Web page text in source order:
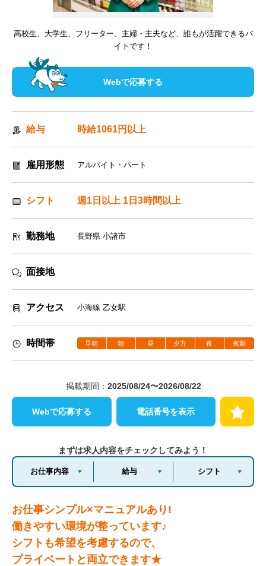
高校生、大学生、フリーター、主婦・主夫など、誰もが活躍できるバ
イトです！
Webで応募する
給与 時給1061円以上
雇用形態 アルバイト・パート
シフト 週1日以上 1日3時間以上
勤務地 長野県 小諸市
面接地
アクセス 小海線 乙女駅
時間帯 早朝 朝 昼 夕方 夜 夜勤
掲載期間： 2025/08/24〜2026/08/22
Webで応募する 電話番号を表示
まずは求人内容をチェックしてみよう！
お仕事内容 給与 シフト
お仕事シンプル×マニュアルあり!
働きやすい環境が整っています♪
シフトも希望を考慮するので、
プライベートと両立できます★